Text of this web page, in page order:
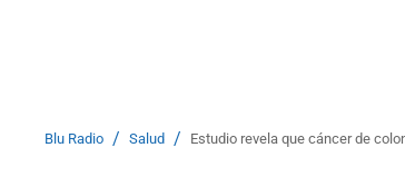
Blu Radio / Salud / Estudio revela que cáncer de